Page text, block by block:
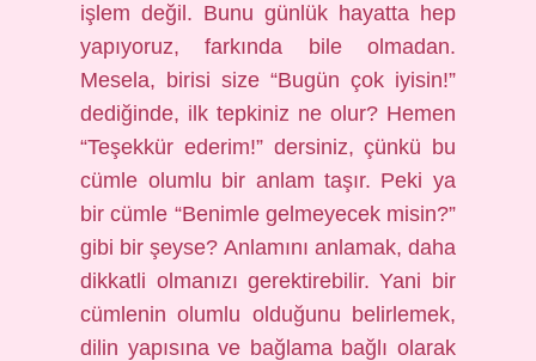
işlem değil. Bunu günlük hayatta hep
yapıyoruz, farkında bile olmadan.
Mesela, birisi size “Bugün çok iyisin!”
dediğinde, ilk tepkiniz ne olur? Hemen
“Teşekkür ederim!” dersiniz, çünkü bu
cümle olumlu bir anlam taşır. Peki ya
bir cümle “Benimle gelmeyecek misin?”
gibi bir şeyse? Anlamını anlamak, daha
dikkatli olmanızı gerektirebilir. Yani bir
cümlenin olumlu olduğunu belirlemek,
dilin yapısına ve bağlama bağlı olarak